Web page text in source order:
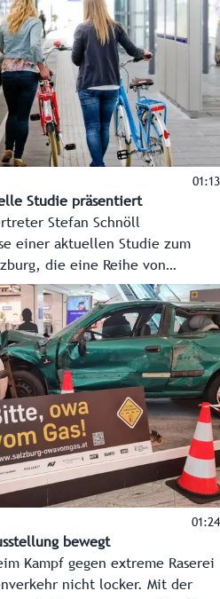
01:13
Studie präsentiert
Stefan Schnöll
einer aktuellen Studie zum
die eine Reihe von
zwischen den Jahren 2012
01:24
bewegt
Kampf gegen extreme Raserei
nicht locker. Mit der